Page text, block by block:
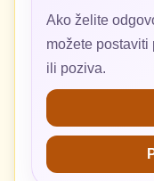
Ako želite
možete postaviti
ili poziva.